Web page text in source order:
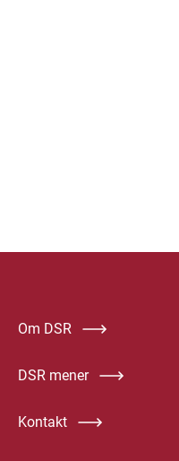
Om DSR
DSR mener
Kontakt